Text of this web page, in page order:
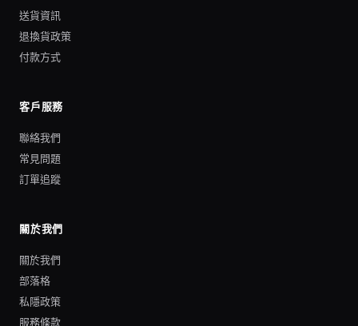
送貨資訊
退換貨政策
付款方式
客戶服務
聯絡我們
常見問題
訂單追蹤
關於我們
關於我們
部落格
私隱政策
服務條款